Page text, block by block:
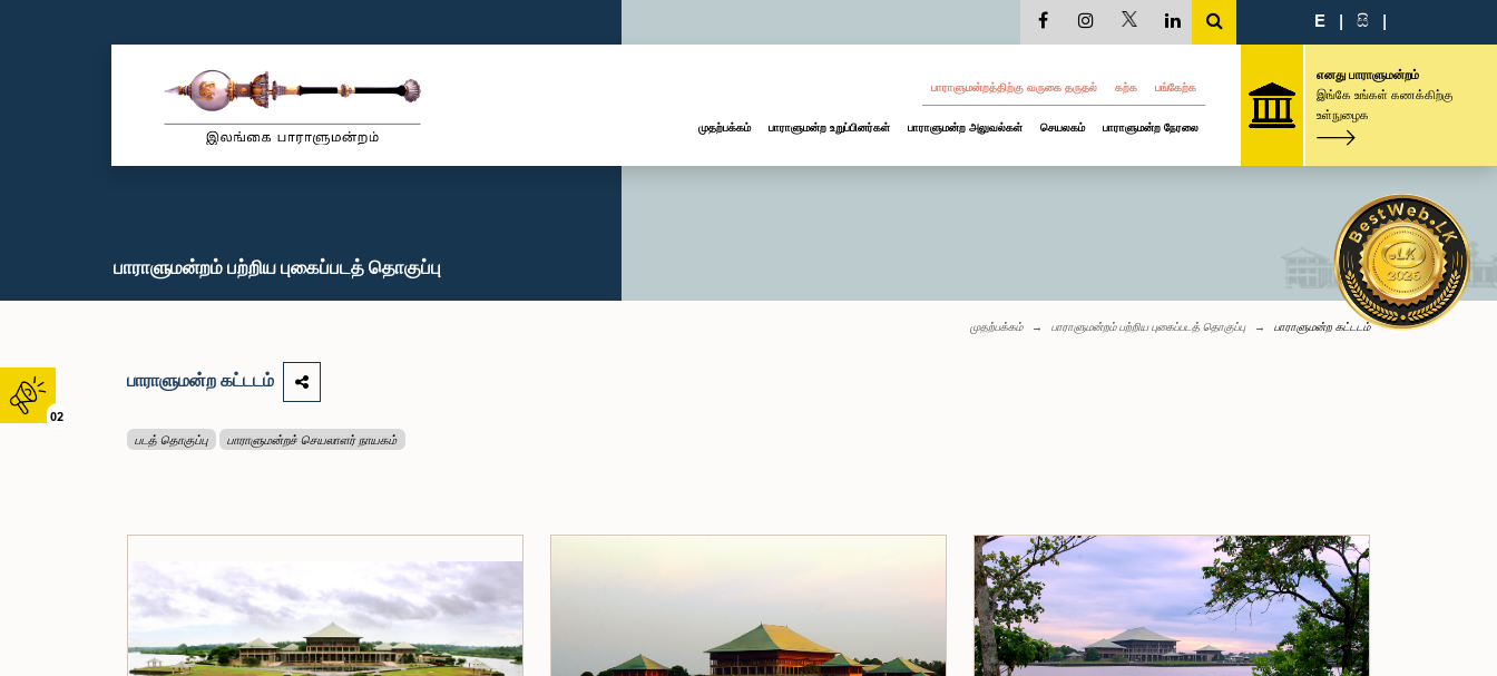
02
E | සි |
பாராளுமன்றத்திற்கு வருகை தருதல் கற்க பங்கேற்க
முதற்பக்கம் பாராளுமன்ற உறுப்பினர்கள் பாராளுமன்ற அலுவல்கள் செயலகம் பாராளுமன்ற நேரலை
எனது பாராளுமன்றம்
இங்கே உங்கள் கணக்கிற்கு
உள்நுழைக
பாராளுமன்றம் பற்றிய புகைப்படத் தொகுப்பு
முதற்பக்கம் பாராளுமன்றம் பற்றிய புகைப்படத் தொகுப்பு பாராளுமன்ற கட்டடம்
பாராளுமன்ற கட்டடம்
படத் தொகுப்பு பாராளுமன்றச் செயலாளர் நாயகம்